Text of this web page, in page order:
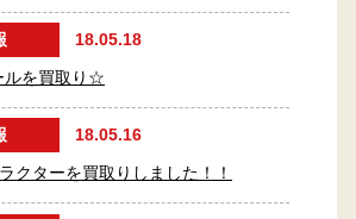
18.05.18
ルを買取り☆
18.05.16
クターを買取りしました！！